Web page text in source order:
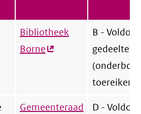
Bibliotheek
Borne(externe
B - Voldoet
Gemeenteraad
D - Voldoet